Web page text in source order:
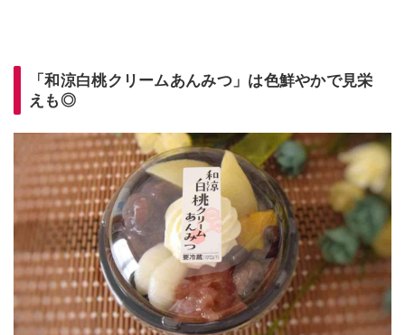
「和涼白桃クリームあんみつ」は色鮮やかで見栄
えも◎